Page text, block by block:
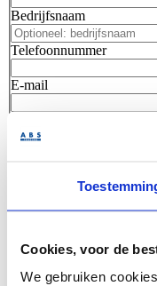
Cookies, voor de
We gebruiken
Bedrijfsnaam
Telefoonnummer
E-mail
Offerte aanvragen
Nieuween
Persoonlijke hulp